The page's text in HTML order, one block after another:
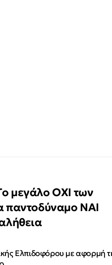
μεγάλο ΟΧΙ των
παντοδύναμο ΝΑΙ
Ελπιδοφόρου με αφορμή